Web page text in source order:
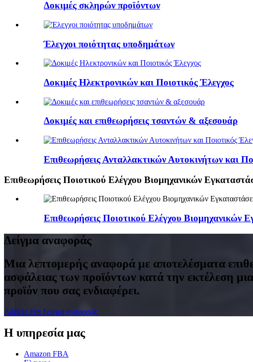
Δοκιμές σκληρών προϊόντων
Έλεγχοι ποιότητας υποδημάτων
Δοκιμές Ηλεκτρονικών και Ποιοτικός Έλεγχος
Δοκιμές και επιθεωρήσεις τσαντών & αξεσουάρ
Επιθεωρήσεις Ανταλλακτικών Αυτοκινήτων και
Επιθεωρήσεις Ποιοτικού Ελέγχου Βιομηχανικών
Επιθεωρήσεις Ποιοτικού Ελέγχου
Δείγμα αναφοράς
Μια λεπτομερής αναφορά με αποτελέσματα
ασφάλειας των προϊόντων κατά την εκτέλεση
προϊόν που σας ενδιαφέρει.
Λάβετε ένα δείγμα αναφοράς
Η υπηρεσία μας
Amazon FBA